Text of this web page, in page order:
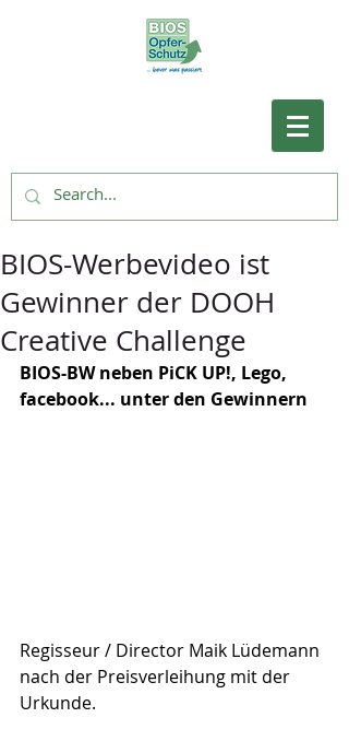
BIOS-Werbevideo ist
Gewinner der DOOH
Creative Challenge
BIOS-BW neben PiCK UP!, Lego,
facebook... unter den Gewinnern
Regisseur / Director Maik Lüdemann
nach der Preisverleihung mit der
Urkunde.